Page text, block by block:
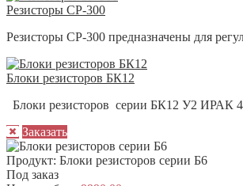
Резисторы СР-300
Резисторы СР-300 предназначены для
Блоки резисторов БК12
Блоки резисторов серии БК12 У2 ИРАК
Заказать
Продукт: Блоки резисторов серии Б6
Под заказ